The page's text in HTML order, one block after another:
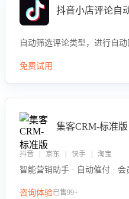
抖音小店评论自
自动筛选评论类型，进行自
免费试用
集客CRM-标准版
抖音 | 京东 | 快手 | 淘宝
智能营销助手 · 自动催付 ·
咨询体验已售99+